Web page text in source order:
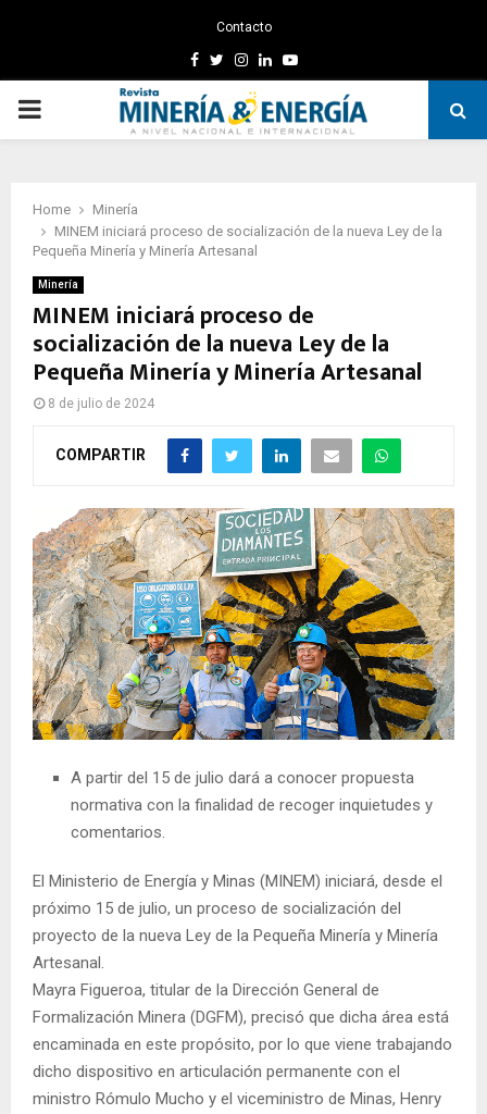
Contacto
Facebook
TwitterInstagram
LinkedinYoutube
PRIMARY
Home
Minería
MINEM iniciará proceso de socialización de la nueva Ley de la
Pequeña Minería y Minería Artesanal
Minería
MINEM iniciará proceso de
socialización de la nueva Ley de la
Pequeña Minería y Minería Artesanal
8 de julio de 2024
COMPARTIR
A partir del 15 de julio dará a conocer propuesta
normativa con la finalidad de recoger inquietudes y
comentarios.
El Ministerio de Energía y Minas (MINEM) iniciará, desde el
próximo 15 de julio, un proceso de socialización del
proyecto de la nueva Ley de la Pequeña Minería y Minería
Artesanal.
Mayra Figueroa, titular de la Dirección General de
Formalización Minera (DGFM), precisó que dicha área está
encaminada en este propósito, por lo que viene trabajando
dicho dispositivo en articulación permanente con el
ministro Rómulo Mucho y el viceministro de Minas, Henry